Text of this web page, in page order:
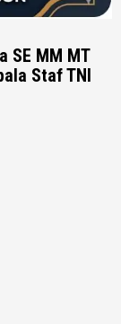
SE MM MT
Staf TNI